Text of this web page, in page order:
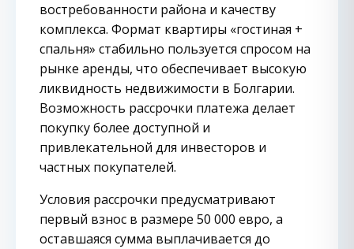
востребованности района и качеству
комплекса. Формат квартиры «гостиная +
спальня» стабильно пользуется спросом на
рынке аренды, что обеспечивает высокую
ликвидность недвижимости в Болгарии.
Возможность рассрочки платежа делает
покупку более доступной и
привлекательной для инвесторов и
частных покупателей.
Условия рассрочки предусматривают
первый взнос в размере 50 000 евро, а
оставшаяся сумма выплачивается до